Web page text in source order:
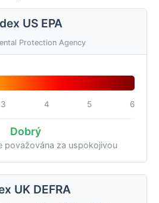
US EPA
Protection Agency
3 4 5 6
Dobrý
považována za uspokojivou
UK DEFRA